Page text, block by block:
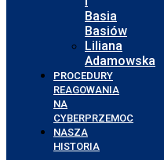
Basia
Basiów
Liliana
Adamowska
PROCEDURY
REAGOWANIA
NA
CYBERPRZEMOC
NASZA
HISTORIA